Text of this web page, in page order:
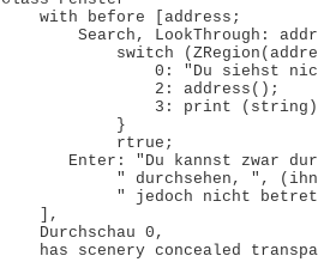
    with before [address;
Search, LookThrough:
switch
0: "Du siehst
                2: address();
3: print
            }
            rtrue;
Enter: "Du kannst zwar
" durchsehen, ",
" jedoch nicht
    ],
    Durchschau 0,
has scenery concealed